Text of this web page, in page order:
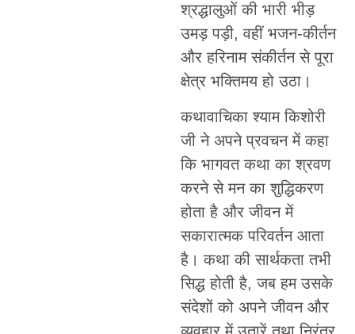
श्रद्धालुओं की भारी भीड़
उमड़ पड़ी, वहीं भजन-कीर्तन
और हरिनाम संकीर्तन से पूरा
क्षेत्र भक्तिमय हो उठा।
कथावाचिका श्याम किशोरी
जी ने अपने प्रवचन में कहा
कि भागवत कथा का श्रवण
करने से मन का शुद्धिकरण
होता है और जीवन में
सकारात्मक परिवर्तन आता
है। कथा की सार्थकता तभी
सिद्ध होती है, जब हम उसके
संदेशों को अपने जीवन और